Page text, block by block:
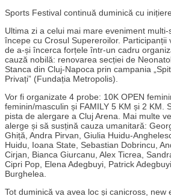
Sports Festival continuă duminică cu
Ultima zi a celui mai mare eveniment
începe cu Crosul Supereroilor. Participanții
de a-și încerca forțele într-un cadru
cauză nobilă: renovarea secției de
Stanca din Cluj-Napoca prin campania
Privați” (Fundația Metropolis).
Vor fi organizate 4 probe: 10K OPEN
feminin/masculin și FAMILY 5 KM și 2 KM.
pista de alergare a Cluj Arena. Mai multe
alerge și să susțină cauza umanitară:
Ghiță, Andra Pirvan, Giulia Huidu-
Huidu, Ioana State, Sebastian Dobrincu,
Cirjan, Bianca Giurcanu, Alex Ticrea,
Cipri Pop, Elena Adegbuyi, Patrick
Burghelea.
Tot duminică va avea loc și canicross, new